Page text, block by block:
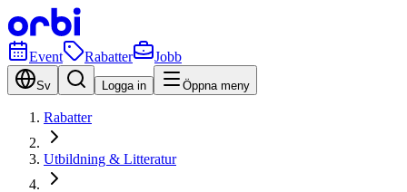
Event Rabatter Jobb
Sv Logga in Öppna meny
Rabatter
Utbildning & Litteratur